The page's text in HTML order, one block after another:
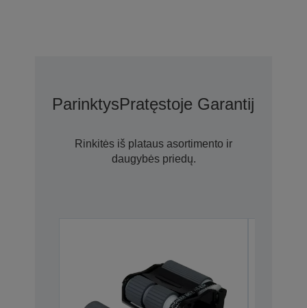
ParinktysPratęstoje Garantijoje
Rinkitės iš plataus asortimento ir
daugybės priedų.